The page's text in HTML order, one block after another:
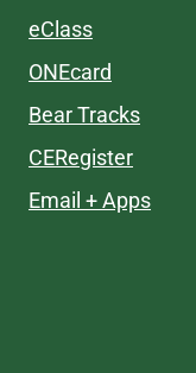
eClass
ONEcard
Bear Tracks
CERegister
Email + Apps